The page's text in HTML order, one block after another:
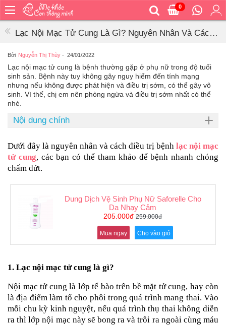
0
chủ
ăn
Bé
vệ
sinh
Bé
mặc
đi
ngoài
ngủ
tắm
Bé
chơi
mà
học
Lạc Nội Mạc Tử Cung Là Gì? Nguyên Nhân Và Cách
Bởi Nguyễn Thị Thùy - 24/01/2022
Lạc nội mạc tử cung là bệnh thường gặp ở phụ nữ trong độ tuổi
sinh sản. Bệnh này tuy không gây nguy hiểm đến tính mạng
nhưng nếu không được phát hiện và điều trị sớm, có thể gây vô
sinh. Vì thế, chị em nên phòng ngừa và điều trị sớm nhất có thể
nhé.
Nội dung chính
Dưới đây là nguyên nhân và cách điều trị bệnh lạc nội mạc
tử cung, các bạn có thể tham khảo để bệnh nhanh chóng
chấm dứt.
Dung Dịch Vệ Sinh Phụ Nữ Saforelle Cho
Da Nhạy Cảm
205.000đ259.000đ
Mua ngay Cho vào giỏ
1. Lạc nội mạc tử cung là gì?
Nội mạc tử cung là lớp tế bào trên bề mặt tử cung, hay còn
là địa điểm làm tổ cho phôi trong quá trình mang thai. Vào
mỗi chu kỳ kinh nguyệt, nếu quá trình thụ thai không diễn
ra thì lớp nội mạc này sẽ bong ra và trôi ra ngoài cùng máu